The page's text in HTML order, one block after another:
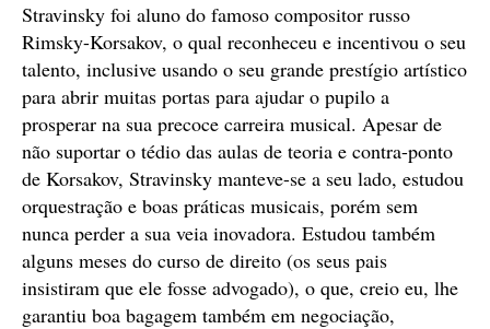
Stravinsky foi aluno do famoso compositor russo
Rimsky-Korsakov, o qual reconheceu e incentivou o seu
talento, inclusive usando o seu grande prestígio artístico
para abrir muitas portas para ajudar o pupilo a
prosperar na sua precoce carreira musical. Apesar de
não suportar o tédio das aulas de teoria e contra-ponto
de Korsakov, Stravinsky manteve-se a seu lado, estudou
orquestração e boas práticas musicais, porém sem
nunca perder a sua veia inovadora. Estudou também
alguns meses do curso de direito (os seus pais
insistiram que ele fosse advogado), o que, creio eu, lhe
garantiu boa bagagem também em negociação,